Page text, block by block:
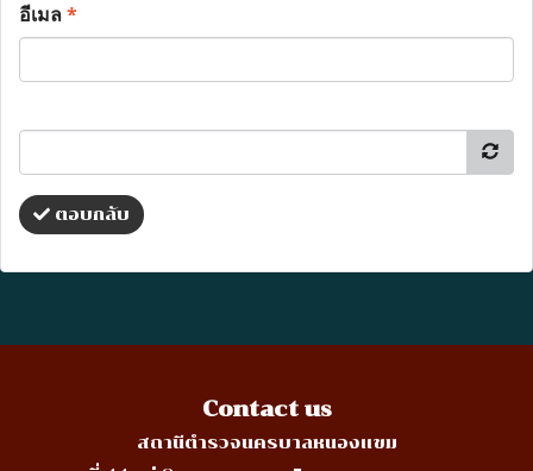
อีเมล*
ตอบกลับ
Contact us
สถานีตำรวจนครบาลหนองแขม